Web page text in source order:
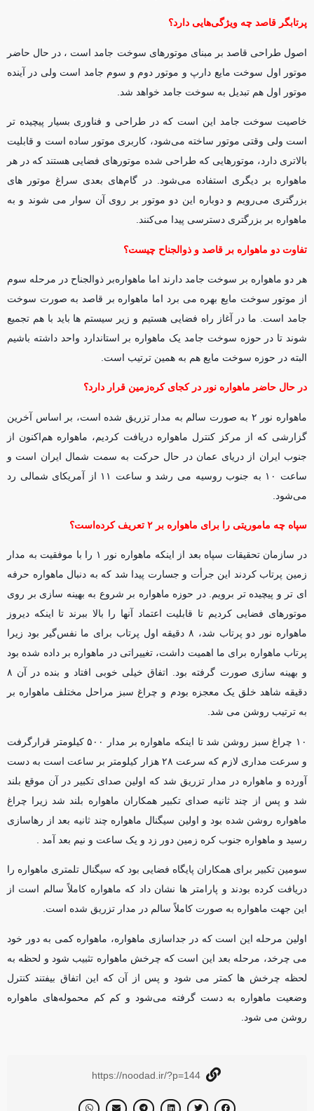
پرتابگر قاصد چه ویژگی‌هایی دارد؟
اصول طراحی قاصد بر مبنای موتورهای سوخت جامد است ، در حال حاضر
موتور اول سوخت مایع دارپ و موتور دوم و سوم جامد است ولی در آینده
موتور اول هم تبدیل به سوخت جامد خواهد شد.
خاصیت سوخت جامد این است که در طراحی و فناوری بسیار پیچیده تر
است ولی وقتی موتور ساخته می‌شود، کاربری موتور ساده است و قابلیت
بالاتری دارد، موتورهایی که طراحی شده موتورهای فضایی هستند که در هر
ماهواره بر دیگری استفاده می‌شود. در گام‌های بعدی سراغ موتور های
بزرگتری می‌رویم و دوباره این دو موتور بر روی آن سوار می شوند و به
ماهواره بر بزرگتری دسترسی پیدا می‌کنند.
تفاوت دو ماهواره بر قاصد و ذوالجناح چیست؟
هر دو ماهواره بر سوخت جامد دارند اما ماهواره‌بر ذوالجناح در مرحله سوم
از موتور سوخت مایع بهره می برد اما ماهواره بر قاصد به صورت سوخت
جامد است. ما در آغاز راه فضایی هستیم و زیر سیستم ها باید با هم تجمیع
شوند تا در حوزه سوخت جامد یک ماهواره بر استاندارد واحد داشته باشیم
البته در حوزه سوخت مایع هم به همین ترتیب است.
در حال حاضر ماهواره نور در کجای کره‌زمین قرار دارد؟
ماهواره نور ۲ به صورت سالم به مدار تزریق شده است، بر اساس آخرین
گزارشی که از مرکز کنترل ماهواره دریافت کردیم، ماهواره هم‌اکنون از
جنوب ایران از دریای عمان در حال حرکت به سمت شمال ایران است و
ساعت ۱۰ به جنوب روسیه می رشد و ساعت ۱۱ از آمریکای شمالی رد
می‌شود.
سپاه چه ماموریتی را برای ماهواره بر ۲ تعریف کرده‌است؟
در سازمان تحقیقات سپاه بعد از اینکه ماهواره نور ۱ را با موفقیت به مدار
زمین پرتاب کردند این جرأت و جسارت پیدا شد که به دنبال ماهواره حرفه
ای تر و پیچیده تر برویم. در حوزه ماهواره بر شروع به بهینه سازی بر روی
موتورهای فضایی کردیم تا قابلیت اعتماد آنها را بالا ببرند تا اینکه دیروز
ماهواره نور دو پرتاب شد، ۸ دقیقه اول پرتاب برای ما نفس‌گیر بود زیرا
پرتاب ماهواره برای ما اهمیت داشت، تغییراتی در ماهواره بر داده شده بود
و بهینه سازی صورت گرفته بود. اتفاق خیلی خوبی افتاد و بنده در آن ۸
دقیقه شاهد خلق یک معجزه بودم و چراغ سبز مراحل مختلف ماهواره بر
به ترتیب روشن می شد.
۱۰ چراغ سبز روشن شد تا اینکه ماهواره بر مدار ۵۰۰ کیلومتر قرارگرفت
و سرعت مداری لازم که سرعت ۲۸ هزار کیلومتر بر ساعت است به دست
آورده و ماهواره در مدار تزریق شد که اولین صدای تکبیر در آن موقع بلند
شد و پس از چند ثانیه صدای تکبیر همکاران ماهواره بلند شد زیرا چراغ
ماهواره روشن شده بود و اولین سیگنال ماهواره چند ثانیه بعد از رهاسازی
رسید و ماهواره جنوب کره زمین دور زد و یک ساعت و نیم بعد آمد .
سومین تکبیر برای همکاران پایگاه فضایی بود که سیگنال تلمتری ماهواره را
دریافت کرده بودند و پارامتر ها نشان داد که ماهواره کاملاً سالم است از
این جهت ماهواره به صورت کاملاً سالم در مدار تزریق شده است.
اولین مرحله این است که در جداسازی ماهواره، ماهواره کمی به دور خود
می چرخد، مرحله بعد این است که چرخش ماهواره تثبیب شود و لحظه به
لحظه چرخش ها کمتر می شود و پس از آن که این اتفاق بیفتند کنترل
وضعیت ماهواره به دست گرفته می‌شود و کم کم محموله‌های ماهواره
روشن می شود.
https://noodad.ir/?p=144